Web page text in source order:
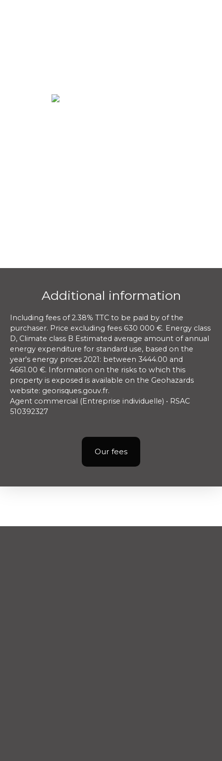
Additional information
Including fees of 2.38% TTC to be paid by of the
purchaser. Price excluding fees 630 000 €. Energy class
D, Climate class B Estimated average amount of annual
energy expenditure for standard use, based on the
year's energy prices 2021: between 3444.00 and
4661.00 €. Information on the risks to which this
property is exposed is available on the Geohazards
website: georisques.gouv.fr.
Agent commercial (Entreprise individuelle) • RSAC
510392327
Our fees